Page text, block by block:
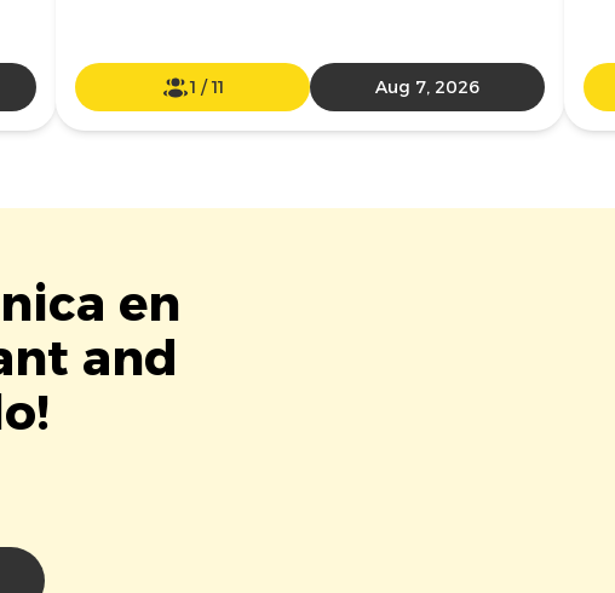
1 /11 Aug 7, 2026
en
and